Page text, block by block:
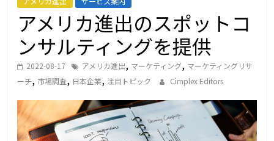
の
レ
ン
ド、
アメリカ進出のスポットコ
ンサルティングを提供
2022-08-17 アメリカ進出, マーケティング, マーケティングリサ
ーチ, 市場調査, 日本企業, 注目トピック Cimplex Editors